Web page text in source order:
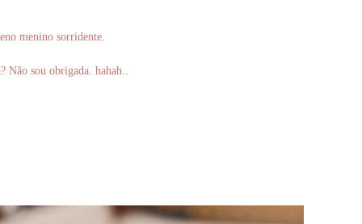
menino sorridente.
sou obrigada. hahah..